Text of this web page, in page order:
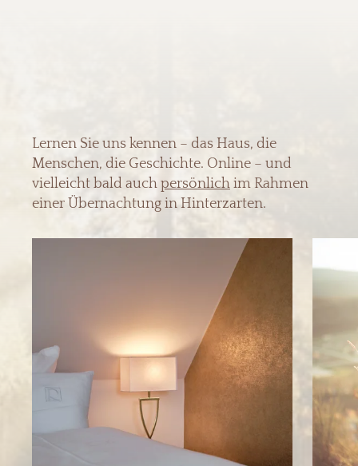
Lernen Sie uns kennen – das Haus, die
Menschen, die Geschichte. Online – und
vielleicht bald auch persönlich im Rahmen
einer Übernachtung in Hinterzarten.